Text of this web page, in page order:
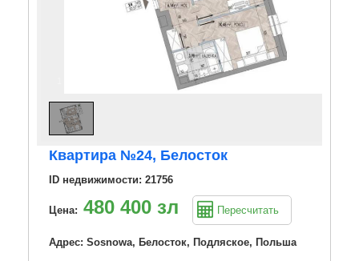
Квартира №24, Белосток
ID недвижимости: 21756
Цена: 480 400 зл Пересчитать
Адрес: Sosnowa, Белосток, Подляское, Польша